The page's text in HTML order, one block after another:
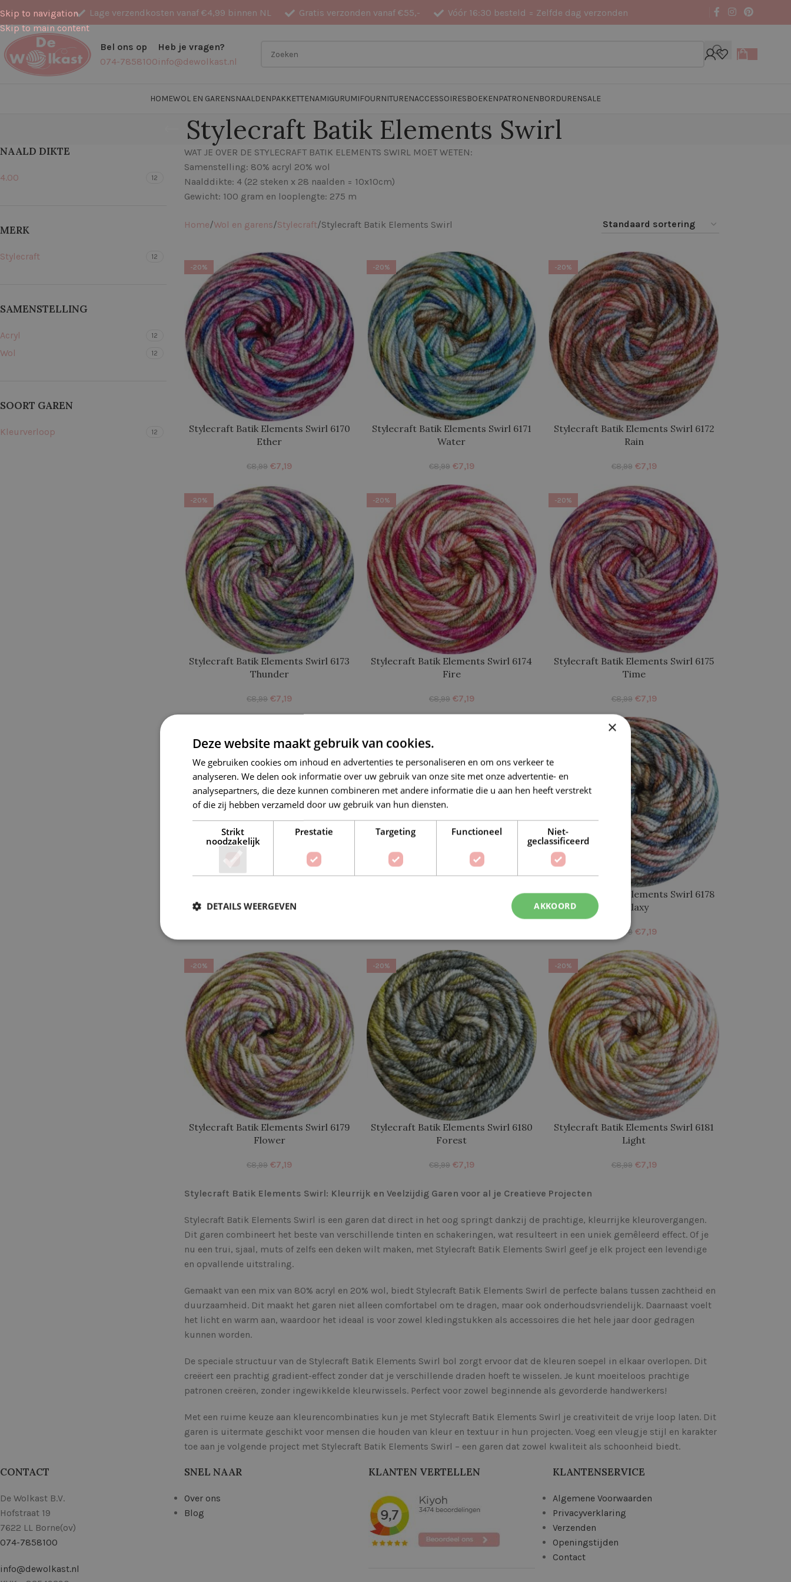
Skip to navigation
Skip to main content
Lage verzendkosten vanaf €4,99 binnen NL Gratis verzonden vanaf €55,- Vóór 16:30 besteld = Zelfde dag verzonden
Bel ons op
074-7858100
Heb je vragen?
info@dewolkast.nl
HOMEWOL EN GARENSNAALDENPAKKETTENAMIGURUMIFOURNITURENACCESSOIRESBOEKENPATRONENBORDURENSALE
Stylecraft Batik Elements Swirl
NAALD DIKTE
4.00 12
MERK
Stylecraft 12
SAMENSTELLING
Acryl 12
Wol 12
SOORT GAREN
Kleurverloop 12
WAT JE OVER DE STYLECRAFT BATIK ELEMENTS SWIRL MOET WETEN:
Samenstelling: 80% acryl 20% wol
Naalddikte: 4 (22 steken x 28 naalden = 10x10cm)
Gewicht: 100 gram en looplengte: 275 m
Home Wol en garens Stylecraft Stylecraft Batik Elements Swirl
-20%
Stylecraft Batik Elements Swirl 6170
Ether
€8,99 €7,19
-20%
Stylecraft Batik Elements Swirl 6171
Water
€8,99 €7,19
-20%
Stylecraft Batik Elements Swirl 6172
Rain
€8,99 €7,19
-20%
Stylecraft Batik Elements Swirl 6173
Thunder
€8,99 €7,19
-20%
Stylecraft Batik Elements Swirl 6174
Fire
€8,99 €7,19
-20%
Stylecraft Batik Elements Swirl 6175
Time
€8,99 €7,19
Earth
Stylecraft Batik Elements Swirl 6177
Stylecraft Batik Elements Swirl 6178
Galaxy
8,99 €7,19
-20%
Stylecraft Batik Elements Swirl 6179
Flower
€8,99 €7,19
-20%
Stylecraft Batik Elements Swirl 6180
Forest
€8,99 €7,19
-20%
Stylecraft Batik Elements Swirl 6181
Light
€8,99 €7,19
Stylecraft Batik Elements Swirl: Kleurrijk en Veelzijdig Garen voor al je Creatieve Projecten
Stylecraft Batik Elements Swirl is een garen dat direct in het oog springt dankzij de prachtige, kleurrijke kleurovergangen.
Dit garen combineert het beste van verschillende tinten en schakeringen, wat resulteert in een uniek gemêleerd effect. Of je
nu een trui, sjaal, muts of zelfs een deken wilt maken, met Stylecraft Batik Elements Swirl geef je elk project een levendige
en opvallende uitstraling.
Gemaakt van een mix van 80% acryl en 20% wol, biedt Stylecraft Batik Elements Swirl de perfecte balans tussen zachtheid en
duurzaamheid. Dit maakt het garen niet alleen comfortabel om te dragen, maar ook onderhoudsvriendelijk. Daarnaast voelt
het licht en warm aan, waardoor het ideaal is voor zowel kledingstukken als accessoires die het hele jaar door gedragen
kunnen worden.
De speciale structuur van de Stylecraft Batik Elements Swirl bol zorgt ervoor dat de kleuren soepel in elkaar overlopen. Dit
creëert een prachtig gradient-effect zonder dat je verschillende draden hoeft te wisselen. Je kunt moeiteloos prachtige
patronen creëren, zonder ingewikkelde kleurwissels. Perfect voor zowel beginnende als gevorderde handwerkers!
Met een ruime keuze aan kleurencombinaties kun je met Stylecraft Batik Elements Swirl je creativiteit de vrije loop laten. Dit
garen is uitermate geschikt voor mensen die houden van kleur en textuur in hun projecten. Voeg een vleugje stijl en karakter
toe aan je volgende project met Stylecraft Batik Elements Swirl – een garen dat zowel kwaliteit als schoonheid biedt.
CONTACT
De Wolkast B.V.
Hofstraat 19
7622 LL Borne(ov)
074-7858100
info@dewolkast.nl
SNEL NAAR
Over ons
Blog
KLANTEN VERTELLEN KLANTENSERVICE
Algemene Voorwaarden
Privacyverklaring
Verzenden
Openingstijden
Contact
×
Deze website maakt gebruik van cookies.
We gebruiken cookies om inhoud en advertenties te personaliseren en om ons verkeer te
analyseren. We delen ook informatie over uw gebruik van onze site met onze advertentie- en
analysepartners, die deze kunnen combineren met andere informatie die u aan hen heeft verstrekt
of die zij hebben verzameld door uw gebruik van hun diensten.
Strikt
noodzakelijk
Prestatie Targeting Functioneel
Niet-
geclassificeerd
AKKOORD
DETAILS WEERGEVEN